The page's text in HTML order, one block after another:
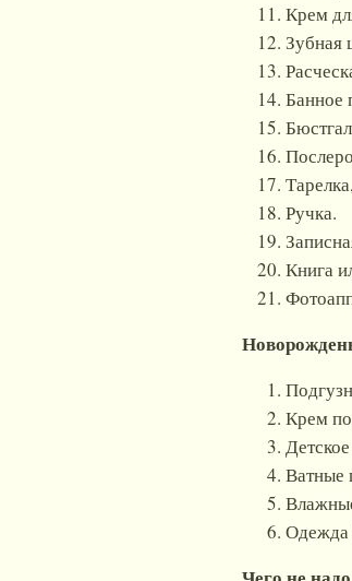
Крем
Зубная
Банное
Ручка.
Книга
Крем
Ватные
Одежда